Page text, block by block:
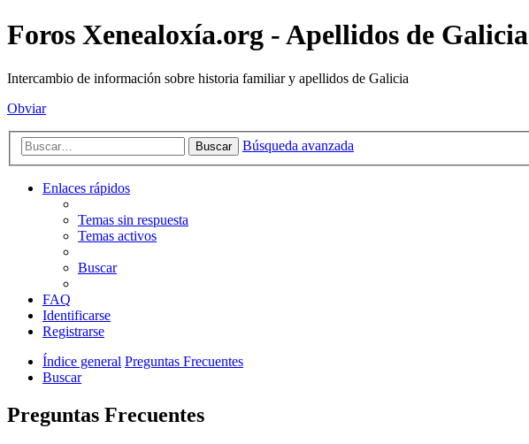
Foros Xenealoxía.org - Apellidos de Galicia
Intercambio de información sobre historia familiar y apellidos de Galicia
Obviar
Buscar Búsqueda avanzada
Enlaces rápidos
Temas sin respuesta
Temas activos
Buscar
FAQ
Identificarse
Registrarse
Índice general Preguntas Frecuentes
Buscar
Preguntas Frecuentes